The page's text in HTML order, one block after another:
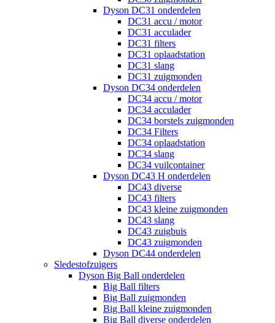
Dyson DC31 onderdelen
DC31 accu / motor
DC31 acculader
DC31 filters
DC31 oplaadstation
DC31 slang
DC31 zuigmonden
Dyson DC34 onderdelen
DC34 accu / motor
DC34 acculader
DC34 borstels zuigmonden
DC34 Filters
DC34 oplaadstation
DC34 slang
DC34 vuilcontainer
Dyson DC43 H onderdelen
DC43 diverse
DC43 filters
DC43 kleine zuigmonden
DC43 slang
DC43 zuigbuis
DC43 zuigmonden
Dyson DC44 onderdelen
Sledestofzuigers
Dyson Big Ball onderdelen
Big Ball filters
Big Ball zuigmonden
Big Ball kleine zuigmonden
Big Ball diverse onderdelen